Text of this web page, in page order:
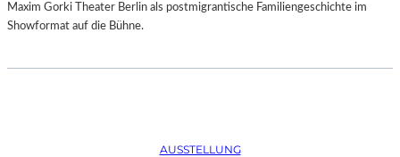
Maxim Gorki Theater Berlin als postmigrantische Familiengeschichte im
Showformat auf die Bühne.
AUSSTELLUNG